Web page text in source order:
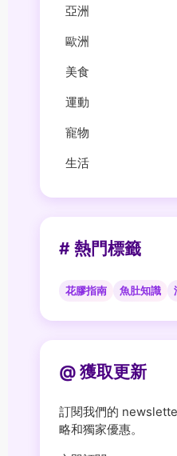
亞洲
歐洲
美食
運動
寵物
生活
# 熱門標籤
花膠指南 魚肚知識
@ 獲取更新
訂閱我們的
略和獨家優惠。